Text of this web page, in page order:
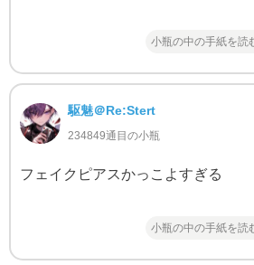
小瓶の中の手紙を読
駆魅＠Re:Stert
234849通目の小瓶
フェイクピアスかっこよすぎる
小瓶の中の手紙を読